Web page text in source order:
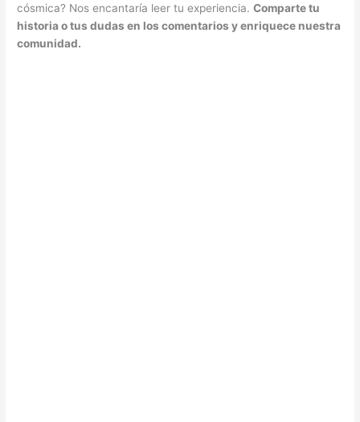
cósmica? Nos encantaría leer tu experiencia.Comparte tu
historia o tus dudas en los comentarios y enriquece nuestra
comunidad.